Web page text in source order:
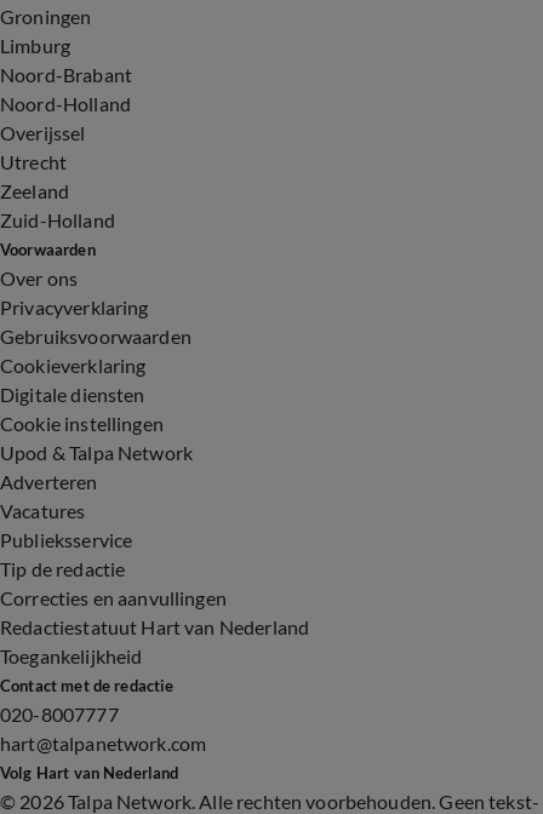
Groningen
Limburg
Noord-Brabant
Noord-Holland
Overijssel
Utrecht
Zeeland
Zuid-Holland
Voorwaarden
Over ons
Privacyverklaring
Gebruiksvoorwaarden
Cookieverklaring
Digitale diensten
Cookie instellingen
Upod & Talpa Network
Adverteren
Vacatures
Publieksservice
Tip de redactie
Correcties en aanvullingen
Redactiestatuut Hart van Nederland
Toegankelijkheid
Contact met de redactie
020-8007777
hart@talpanetwork.com
Volg Hart van Nederland
© 2026 Talpa Network. Alle rechten voorbehouden. Geen tekst-